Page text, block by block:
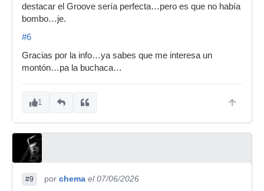
destacar el Groove sería perfecta…pero es que no había
bombo…je.
#6
Gracias por la info…ya sabes que me interesa un
montón…pa la buchaca…
1
#9 por chema el 07/06/2026